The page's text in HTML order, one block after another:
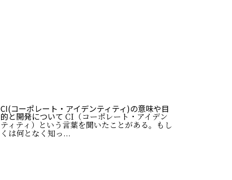
CI(コーポレート・アイデンティティ)の意味や目
的と開発について CI（コーポレート・アイデン
ティティ）という言葉を聞いたことがある。もし
くは何となく知っ...